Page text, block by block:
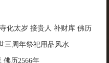
化太岁 接贵人 补财库 佛历
三周年祭祀用品风水
佛历2566年